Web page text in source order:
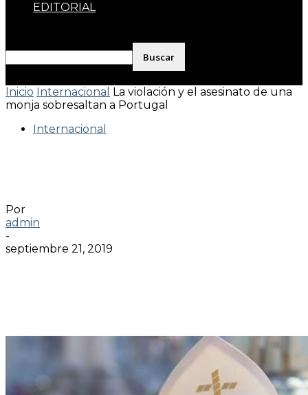
EDITORIAL
Inicio Internacional
La violación y el asesinato de una
monja sobresaltan a Portugal
Internacional
Por
admin
-
septiembre 21, 2019